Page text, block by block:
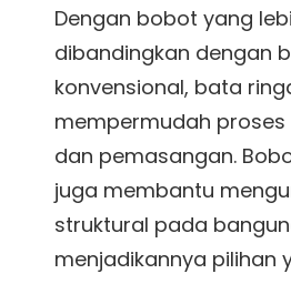
Dengan bobot yang
dibandingkan dengan
konvensional, bata
mempermudah
dan pemasangan.
juga membantu
struktural pada
menjadikannya pilihan